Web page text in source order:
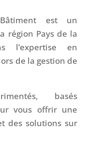
Bâtiment est un
région Pays de la
l’expertise en
de la gestion de
basés
vous offrir une
des solutions sur